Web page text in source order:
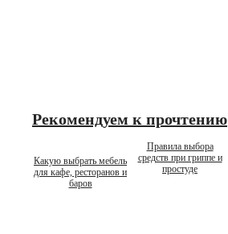
Рекомендуем к прочтению
Какую выбрать мебель
для кафе, ресторанов и
баров
Правила выбора
средств при гриппе и
простуде